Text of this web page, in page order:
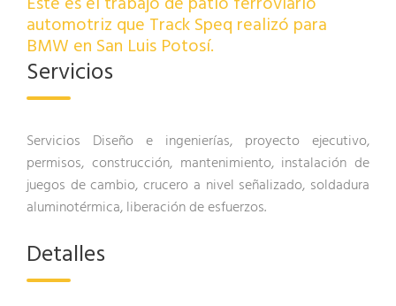
automotriz que Track Speq realizó para
BMW en San Luis Potosí.
Servicios
Servicios Diseño e ingenierías, proyecto ejecutivo,
permisos, construcción, mantenimiento, instalación de
juegos de cambio, crucero a nivel señalizado, soldadura
aluminotérmica, liberación de esfuerzos.
Detalles